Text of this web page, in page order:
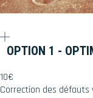
OPTION 1 -
10€
Correction des